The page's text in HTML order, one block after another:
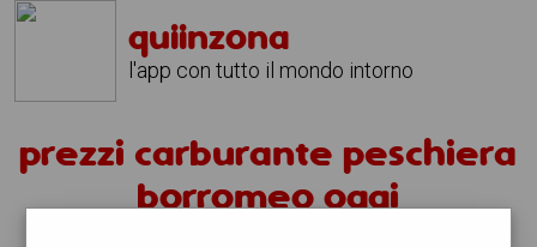
quiinzona
l'app con tutto il mondo intorno
prezzi carburante peschiera
borromeo oggi